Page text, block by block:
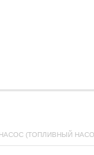
(ТОПЛИВНЫЙ